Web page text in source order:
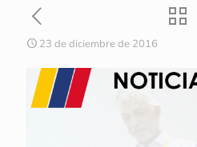
23 de diciembre de 2016